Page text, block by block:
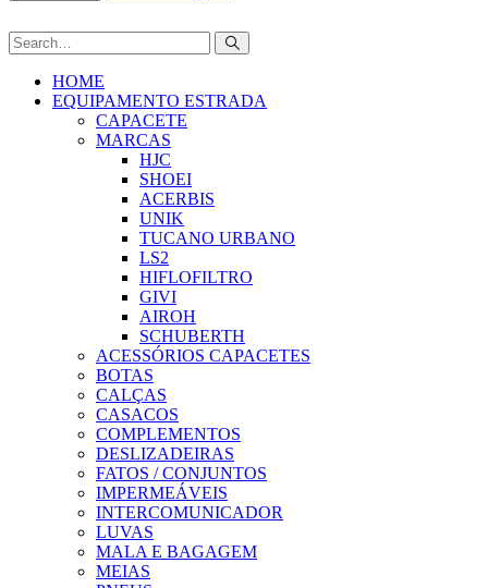
HOME
EQUIPAMENTO ESTRADA
CAPACETE
MARCAS
HJC
SHOEI
ACERBIS
UNIK
TUCANO URBANO
LS2
HIFLOFILTRO
GIVI
AIROH
SCHUBERTH
ACESSÓRIOS CAPACETES
BOTAS
CALÇAS
CASACOS
COMPLEMENTOS
DESLIZADEIRAS
FATOS / CONJUNTOS
IMPERMEÁVEIS
INTERCOMUNICADOR
LUVAS
MALA E BAGAGEM
MEIAS